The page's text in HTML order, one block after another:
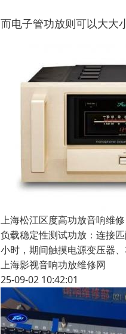
而电子管功放则可以大大
上海松江区度高功放音响维
负载稳定性测试功放：连接
小时，期间触摸电源变压器
上海影视音响功放维修网
25-09-02 10:42:01